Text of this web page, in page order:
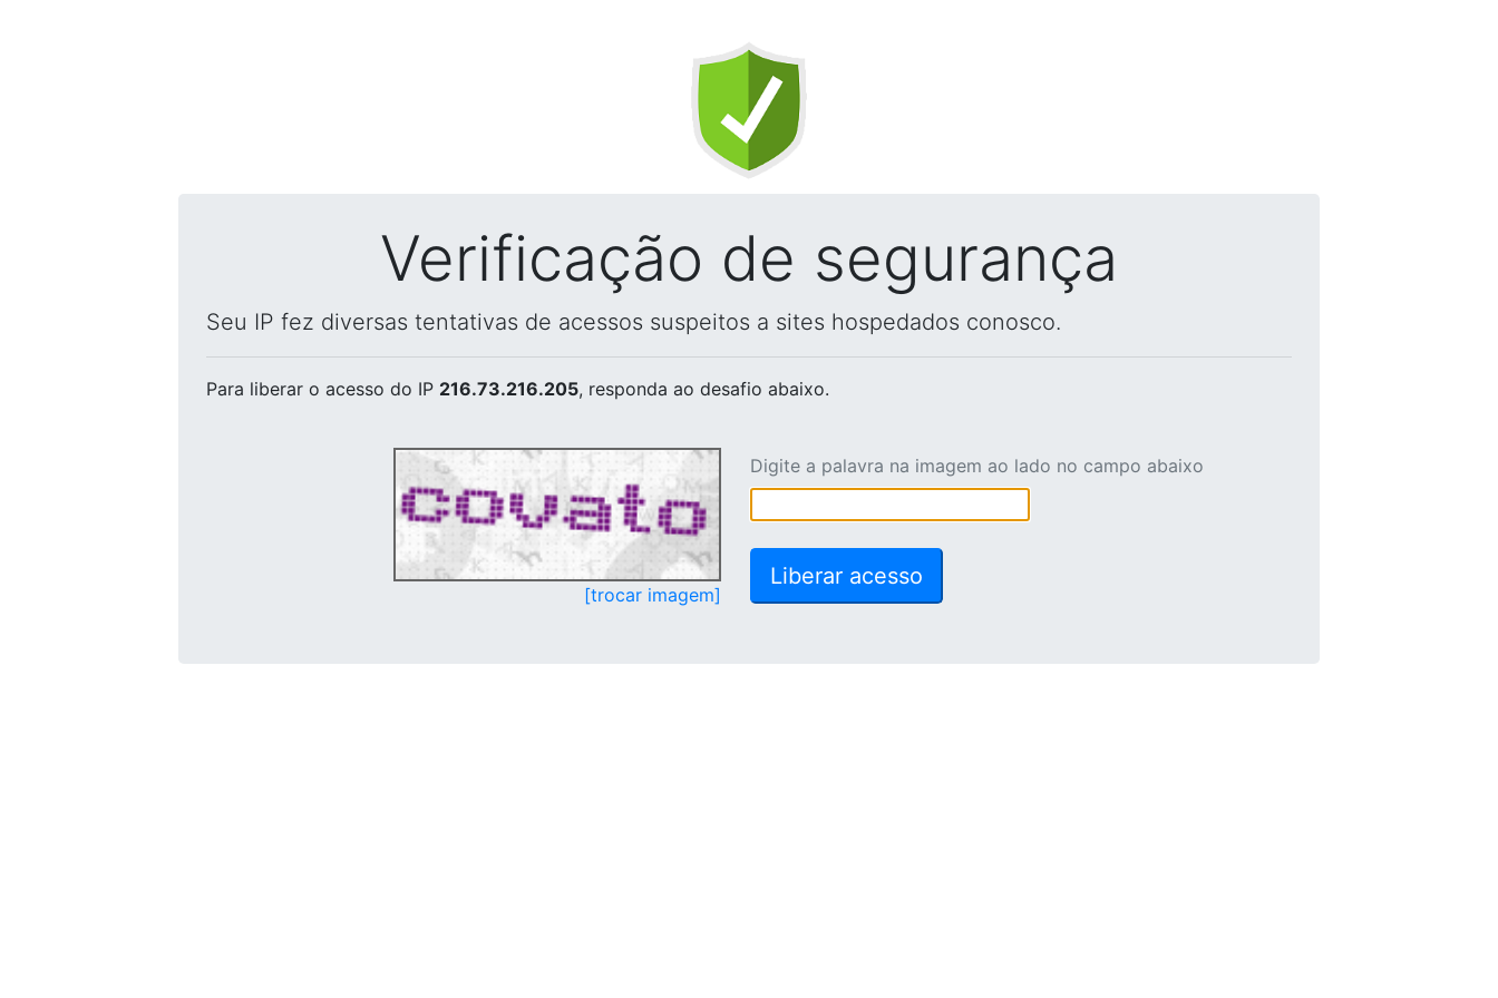
Verificação de segurança
Seu IP fez diversas tentativas de acessos suspeitos a sites hospedados conosco.
Para liberar o acesso do IP 216.73.216.205, responda ao desafio abaixo.
[trocar imagem]
Digite a palavra na imagem ao lado no campo abaixo